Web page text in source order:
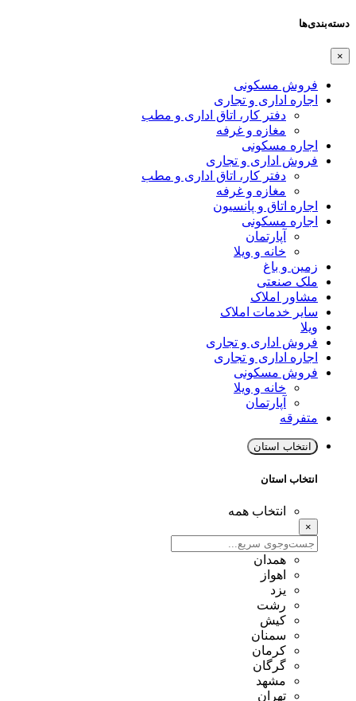
دسته‌بندی‌ها
×
فروش مسکونی
اجاره اداری و تجاری
دفتر کار، اتاق اداری و مطب
مغازه و غرفه
اجاره مسکونی
فروش اداری و تجاری
دفتر کار، اتاق اداری و مطب
مغازه و غرفه
اجاره اتاق و پانسیون
اجاره مسکونی
آپارتمان
خانه و ویلا
زمین و باغ
ملک صنعتی
مشاور املاک
سایر خدمات املاک
ویلا
فروش اداری و تجاری
اجاره اداری و تجاری
فروش مسکونی
خانه و ویلا
آپارتمان
متفرقه
انتخاب استان
انتخاب استان
انتخاب همه
×
همدان
اهواز
یزد
رشت
کیش
سمنان
کرمان
گرگان
مشهد
تهران